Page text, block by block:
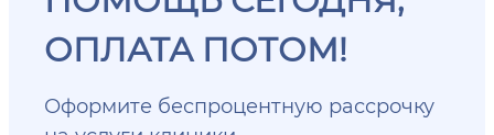
ОПЛАТА ПОТОМ!
Оформите беспроцентную рассрочку